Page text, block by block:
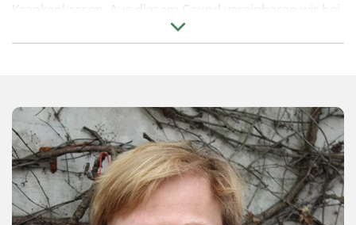
Krankenkassen. Aus diesem Grund vereinbaren wir bei
jeder Kontaktaufnahme rasch einen Termin mit Ihnen.